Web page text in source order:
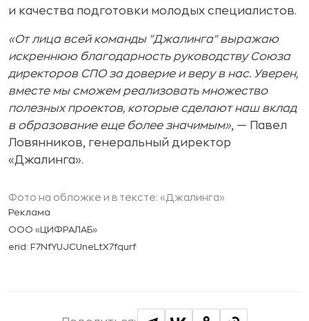
и качества подготовки молодых специалистов.
«От лица всей команды "Джалинга" выражаю
искреннюю благодарность руководству Союза
директоров СПО за доверие и веру в нас. Уверен,
вместе мы сможем реализовать множество
полезных проектов, которые сделают наш вклад
в образование еще более значимым», — Павел
Ловянников, генеральный директор
«Джалинга».
Фото на обложке и в тексте: «Джалинга»
Реклама
ООО «ЦИФРАЛАБ»
erid: F7NfYUJCUneLtX7fqurf